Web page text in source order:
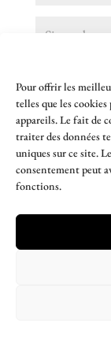
Pour offrir les
telles que les
appareils. Le fait de
traiter des données
uniques sur ce site.
consentement peut
fonctions.
navigateur pour
©